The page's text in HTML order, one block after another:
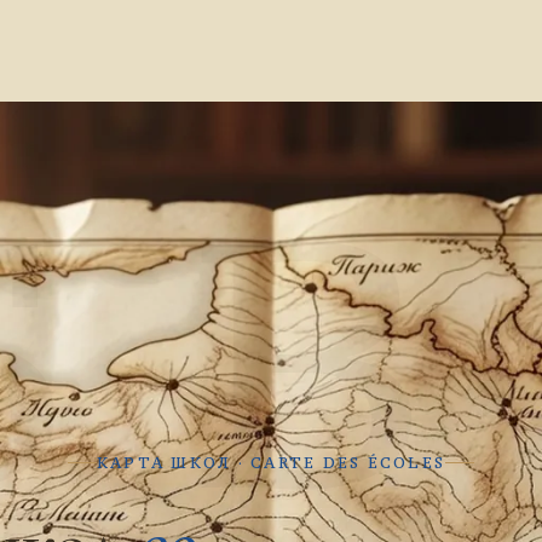
В
КАРТА ШКОЛ · CARTE DES ÉCOLES